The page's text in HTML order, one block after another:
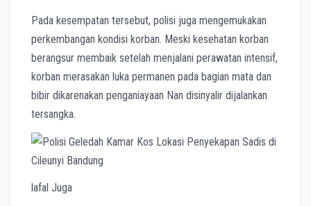
Pada kesempatan tersebut, polisi juga mengemukakan
perkembangan kondisi korban. Meski kesehatan korban
berangsur membaik setelah menjalani perawatan intensif,
korban merasakan luka permanen pada bagian mata dan
bibir dikarenakan penganiayaan Nan disinyalir dijalankan
tersangka.
lafal Juga